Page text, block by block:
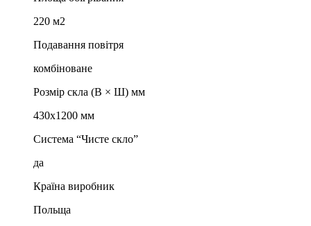
220 м2
Подавання повітря
комбіноване
Розмір скла (В × Ш) мм
430х1200 мм
Система “Чисте скло”
да
Країна виробник
Польща